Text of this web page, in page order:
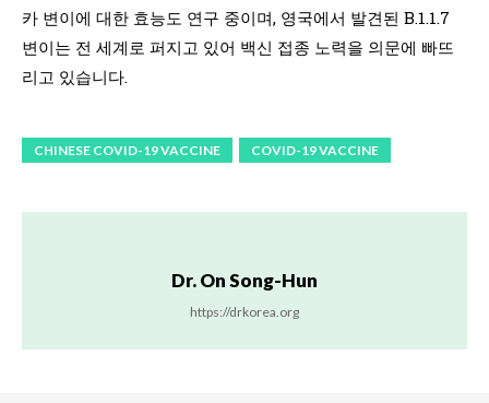
카 변이에 대한 효능도 연구 중이며, 영국에서 발견된 B.1.1.7
변이는 전 세계로 퍼지고 있어 백신 접종 노력을 의문에 빠뜨
리고 있습니다.
CHINESE COVID-19 VACCINE COVID-19 VACCINE
Dr. On Song-Hun
https://drkorea.org